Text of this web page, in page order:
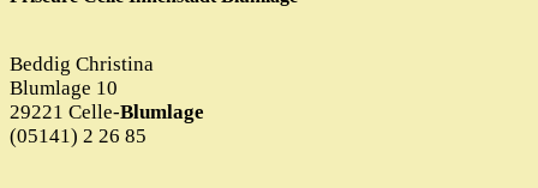
Beddig Christina
Blumlage 10
29221 Celle-Blumlage
(05141) 2 26 85